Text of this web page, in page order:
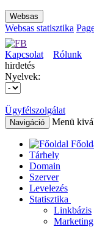
Websas
Websas statisztika
Kapcsolat
Rólunk
hirdetés
Nyelvek:
Ügyfélszolgálat
Navigáció Menü
Tárhely
Domain
Szerver
Levelezés
Statisztika
Linkbázis
Marketing